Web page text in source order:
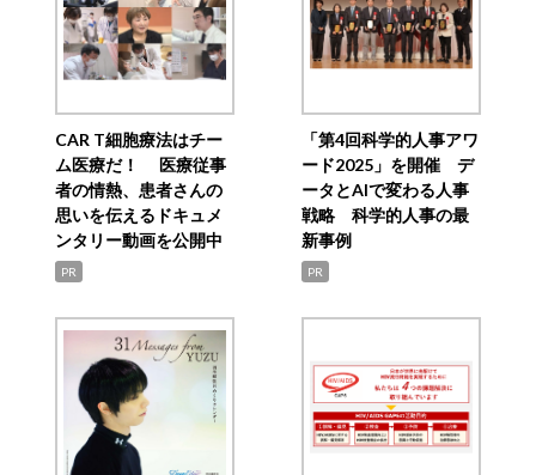
CAR T細胞療法はチー
ム医療だ！ 医療従事
者の情熱、患者さんの
思いを伝えるドキュメ
ンタリー動画を公開中
PR
「第4回科学的人事アワ
ード2025」を開催 デ
ータとAIで変わる人事
戦略 科学的人事の最
新事例
PR